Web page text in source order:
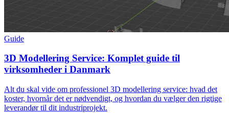
Guide
3D Modellering Service: Komplet guide til
virksomheder i Danmark
Alt du skal vide om professionel 3D modellering service: hvad det
koster, hvornår det er nødvendigt, og hvordan du vælger den rigtige
leverandør til dit industriprojekt.